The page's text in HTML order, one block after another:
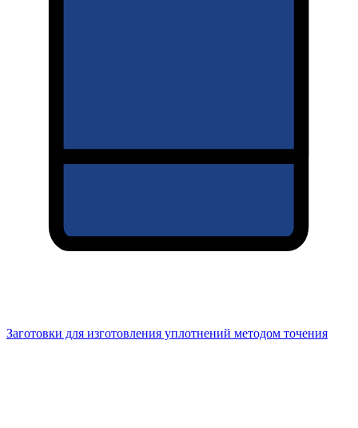
Заготовки для изготовления уплотнений методом точения